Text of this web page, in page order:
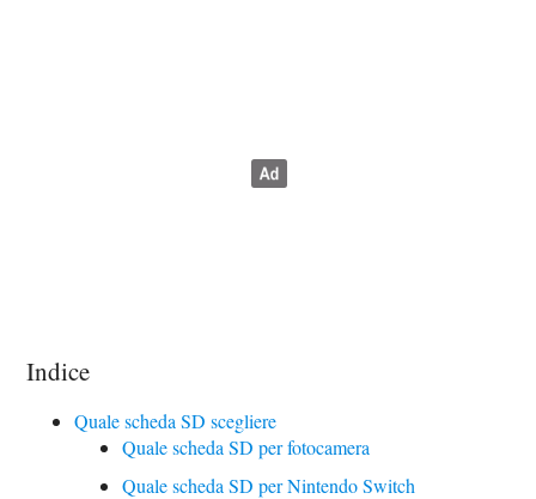
Indice
Quale scheda SD scegliere
Quale scheda SD per fotocamera
Quale scheda SD per Nintendo Switch